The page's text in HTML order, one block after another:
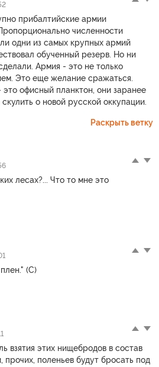
прибалтийские армии
численности
одни из самых крупных армий
обученный резерв. Но ни
Армия - это не только
Это еще желание сражаться.
офисный планктон, они заранее
о новой русской оккупации.
Раскрыть ветку
лесах?... Что то мне это
(С)
взятия этих нищебродов в состав
прочих, поленьев будут бросать под